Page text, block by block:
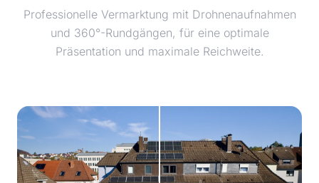
Professionelle Vermarktung mit Drohnenaufnahmen
und 360°-Rundgängen, für eine optimale
Präsentation und maximale Reichweite.